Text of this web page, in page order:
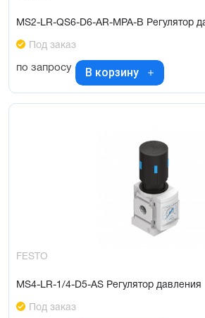
MS2-LR-QS6-D6-AR-MPA-B Регулятор
Под заказ
по запросу В корзину
FESTO
MS4-LR-1/4-D5-AS Регулятор давления
Под заказ